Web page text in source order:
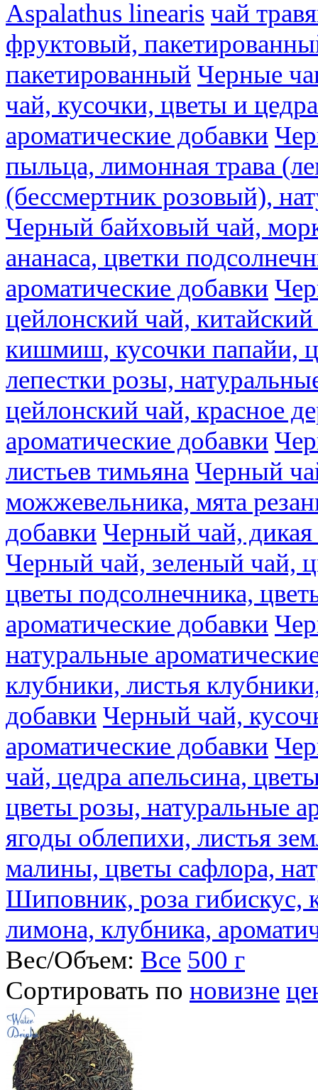
Aspalathus linearis чай
фруктовый,
пакетированный Черные
чай, кусочки, цветы и
ароматические добавки
пыльца, лимонная трава
(бессмертник розовый),
Черный байховый чай,
ананаса, цветки
ароматические добавки
цейлонский чай,
кишмиш, кусочки папайи,
лепестки розы,
цейлонский чай, красное
ароматические добавки
листьев тимьяна Черный
можжевельника, мята
добавки Черный чай,
Черный чай, зеленый чай,
цветы подсолнечника,
ароматические добавки
натуральные
клубники, листья
добавки Черный чай,
ароматические добавки
чай, цедра апельсина,
цветы розы, натуральные
ягоды облепихи, листья
малины, цветы сафлора,
Шиповник, роза гибискус,
лимона, клубника,
Вес/Объем: Все 500 г
Сортировать по новизне